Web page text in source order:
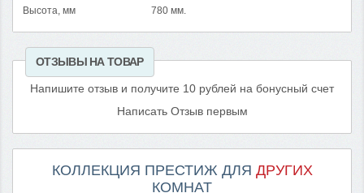
Высота, мм 780 мм.
ОТЗЫВЫ НА ТОВАР
Напишите отзыв и получите 10 рублей на бонусный счет
Написать Отзыв первым
КОЛЛЕКЦИЯ ПРЕСТИЖ ДЛЯ ДРУГИХ
КОМНАТ